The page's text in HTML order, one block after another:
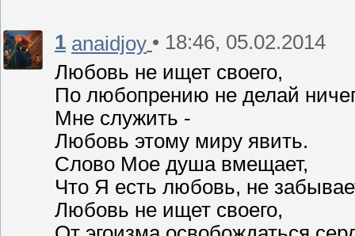
1 anaidjoy • 18:46, 05.02.2014
Любовь не ищет своего,
По любопрению не делай
Мне служить -
Любовь этому миру явить.
Слово Мое душа вмещает,
Что Я есть любовь, не
Любовь не ищет своего,